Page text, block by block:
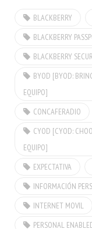
BLACKBERRY
BLACKBERRY
BLACKBERRY
BYOD [BYOD:
EQUIPO]
CONCAFERADIO
CYOD [CYOD:
EQUIPO]
EXPECTATIVA
INFORMACIÓN
INTERNET MOVIL
PERSONAL